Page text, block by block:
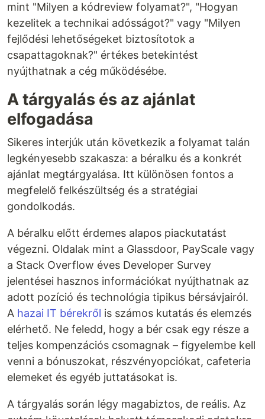
mint "Milyen a kódreview folyamat?", "Hogyan
kezelitek a technikai adósságot?" vagy "Milyen
fejlődési lehetőségeket biztosítotok a
csapattagoknak?" értékes betekintést
nyújthatnak a cég működésébe.
A tárgyalás és az ajánlat
elfogadása
Sikeres interjúk után következik a folyamat talán
legkényesebb szakasza: a béralku és a konkrét
ajánlat megtárgyalása. Itt különösen fontos a
megfelelő felkészültség és a stratégiai
gondolkodás.
A béralku előtt érdemes alapos piackutatást
végezni. Oldalak mint a Glassdoor, PayScale vagy
a Stack Overflow éves Developer Survey
jelentései hasznos információkat nyújthatnak az
adott pozíció és technológia tipikus bérsávjairól.
A hazai IT bérekről is számos kutatás és elemzés
elérhető. Ne feledd, hogy a bér csak egy része a
teljes kompenzációs csomagnak – figyelembe kell
venni a bónuszokat, részvényopciókat, cafeteria
elemeket és egyéb juttatásokat is.
A tárgyalás során légy magabiztos, de reális. Az